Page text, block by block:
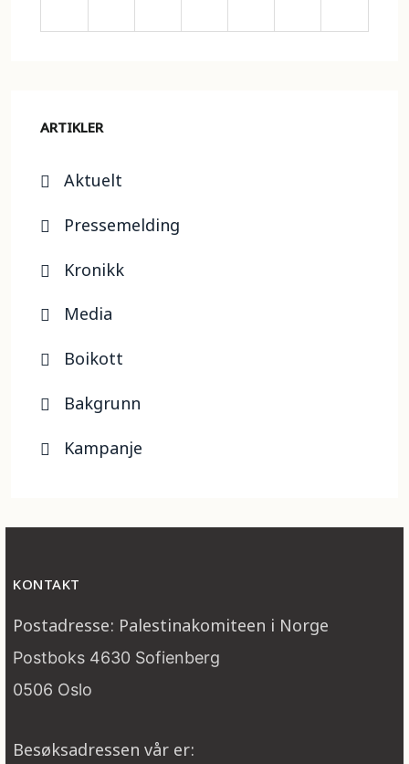
ARTIKLER
Aktuelt
Pressemelding
Kronikk
Media
Boikott
Bakgrunn
Kampanje
KONTAKT
Postadresse: Palestinakomiteen i Norge
Postboks 4630 Sofienberg
0506 Oslo
Besøksadressen vår er: